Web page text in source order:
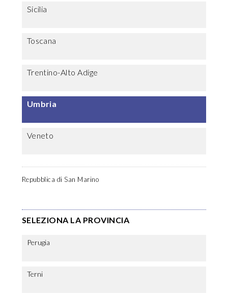
Sicilia
Toscana
Trentino-Alto Adige
Umbria
Veneto
Repubblica di San Marino
SELEZIONA LA PROVINCIA
Perugia
Terni